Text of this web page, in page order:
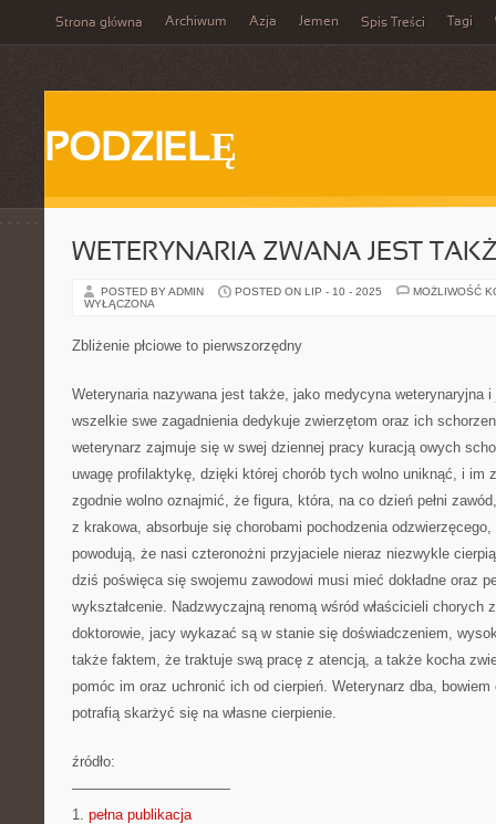
Strona główna Archiwum Azja Jemen Spis Treści Tagi
PODZIELĘ
WETERYNARIA ZWANA JEST
POSTED BY ADMIN POSTED ON LIP - 10 - 2025
MOŻLIWOŚĆ
WYŁĄCZONA
Zbliżenie płciowe to pierwszorzędny
Weterynaria nazywana jest także, jako medycyna weterynaryjna
wszelkie swe zagadnienia dedykuje zwierzętom oraz ich
weterynarz zajmuje się w swej dziennej pracy kuracją owych
uwagę profilaktykę, dzięki której chorób tych wolno uniknąć, i im
zgodnie wolno oznajmić, że figura, która, na co dzień pełni
z krakowa, absorbuje się chorobami pochodzenia
powodują, że nasi czteronożni przyjaciele nieraz niezwykle
dziś poświęca się swojemu zawodowi musi mieć dokładne oraz
wykształcenie. Nadzwyczajną renomą wśród właścicieli chorych
doktorowie, jacy wykazać są w stanie się doświadczeniem,
także faktem, że traktuje swą pracę z atencją, a także kocha
pomóc im oraz uchronić ich od cierpień. Weterynarz dba, bowiem
potrafią skarżyć się na własne cierpienie.
źródło:
———————————
1. pełna publikacja